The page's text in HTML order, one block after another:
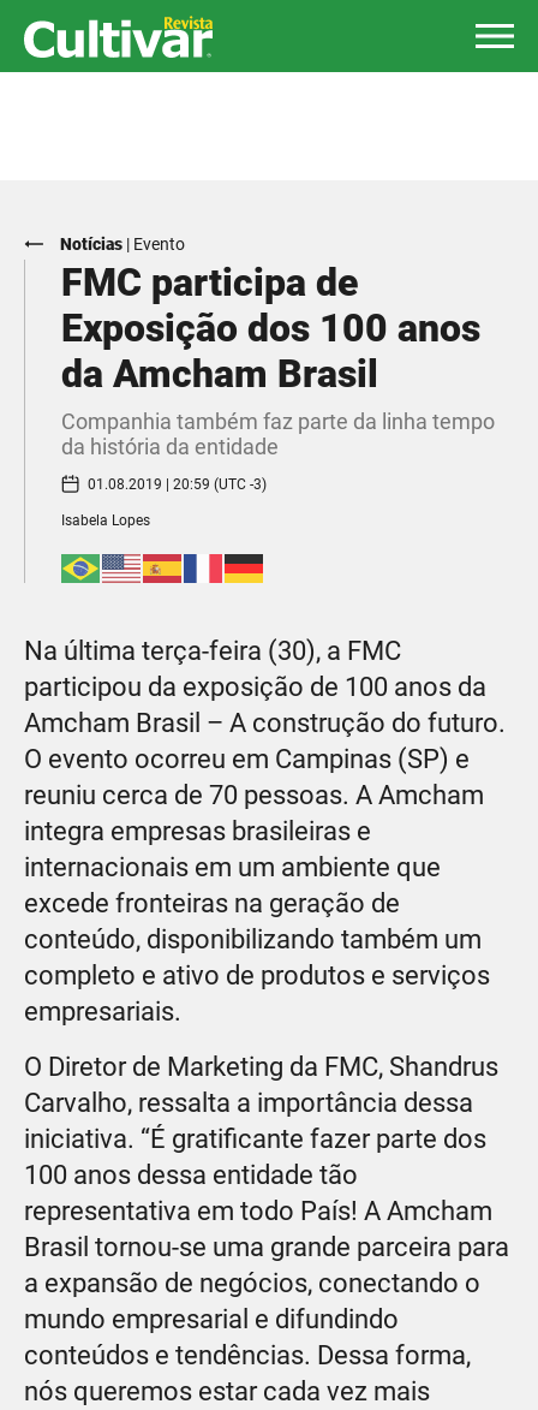
Notícias | Evento
FMC participa de
Exposição dos 100 anos
da Amcham Brasil
Companhia também faz parte da linha tempo
da história da entidade
01.08.2019 | 20:59 (UTC -3)
Isabela Lopes
Na última terça-feira (30), a FMC
participou da exposição de 100 anos da
Amcham Brasil – A construção do futuro.
O evento ocorreu em Campinas (SP) e
reuniu cerca de 70 pessoas. A Amcham
integra empresas brasileiras e
internacionais em um ambiente que
excede fronteiras na geração de
conteúdo, disponibilizando também um
completo e ativo de produtos e serviços
empresariais.
O Diretor de Marketing da FMC, Shandrus
Carvalho, ressalta a importância dessa
iniciativa. “É gratificante fazer parte dos
100 anos dessa entidade tão
representativa em todo País! A Amcham
Brasil tornou-se uma grande parceira para
a expansão de negócios, conectando o
mundo empresarial e difundindo
conteúdos e tendências. Dessa forma,
nós queremos estar cada vez mais